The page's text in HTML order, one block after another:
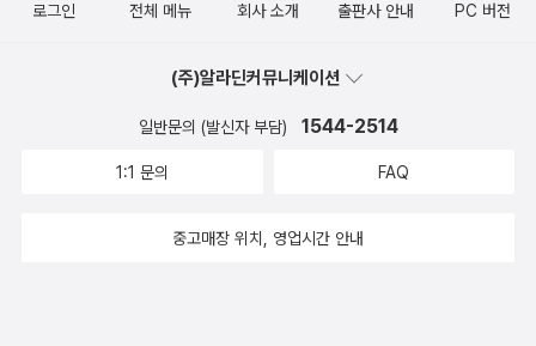
로그인 전체 메뉴 회사 소개 출판사 안내 PC 버전
(주)알라딘커뮤니케이션
일반문의 (발신자 부담) 1544-2514
1:1 문의 FAQ
중고매장 위치, 영업시간 안내